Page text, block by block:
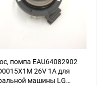
помпа EAU64082902
26V 1A для
машины LG